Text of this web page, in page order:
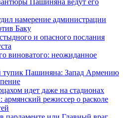
намерение администрации
Баку
и опасного послания
виноватого: неожиданное
тупик Пашиняна: Запад Армению
идет даже на стадионах
армянский режиссер о расколе